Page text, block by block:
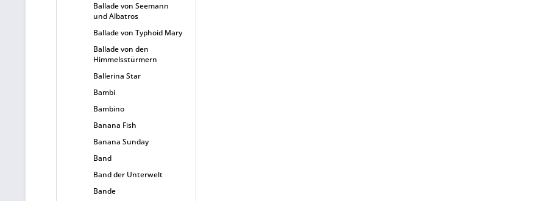
Ballade von Seemann
und Albatros
Ballade von Typhoid Mary
Ballade von den
Himmelsstürmern
Ballerina Star
Bambi
Bambino
Banana Fish
Banana Sunday
Band
Band der Unterwelt
Bande